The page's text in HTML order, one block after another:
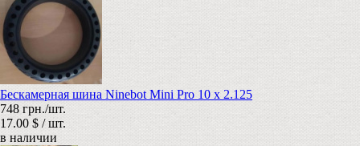
Бескамерная шина Ninebot Mini Pro 10 x 2.125
748 грн./шт.
17.00 $ / шт.
в наличии